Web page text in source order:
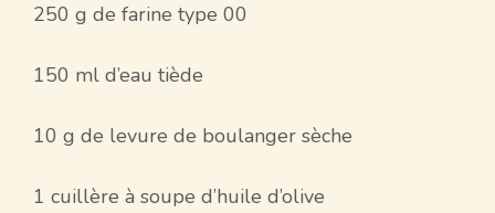
250 g de farine type 00
150 ml d’eau tiède
10 g de levure de boulanger sèche
1 cuillère à soupe d’huile d’olive